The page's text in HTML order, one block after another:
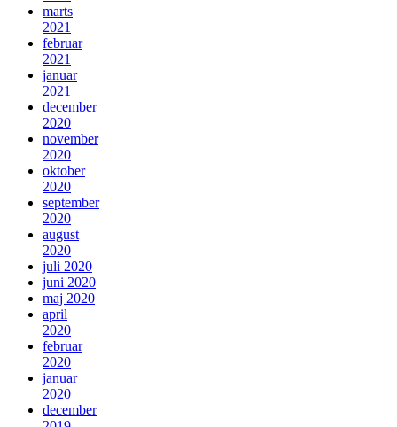
marts
2021
februar
2021
januar
2021
december
2020
november
2020
oktober
2020
september
2020
august
2020
juli 2020
juni 2020
maj 2020
april
2020
februar
2020
januar
2020
december